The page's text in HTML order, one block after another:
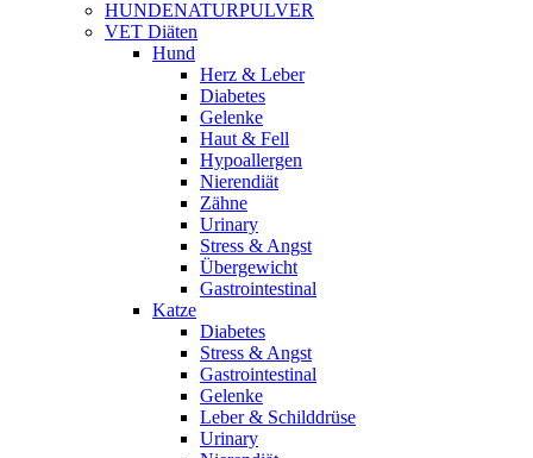
HUNDENATURPULVER
VET Diäten
Hund
Herz & Leber
Diabetes
Gelenke
Haut & Fell
Hypoallergen
Nierendiät
Zähne
Urinary
Stress & Angst
Übergewicht
Gastrointestinal
Katze
Diabetes
Stress & Angst
Gastrointestinal
Gelenke
Leber & Schilddrüse
Urinary